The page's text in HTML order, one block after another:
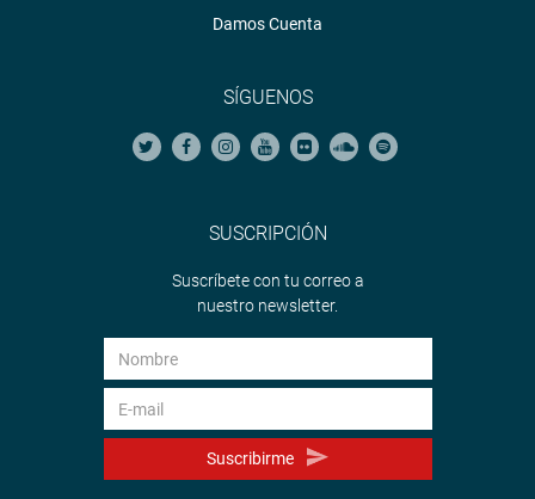
Damos Cuenta
SÍGUENOS
SUSCRIPCIÓN
Suscríbete con tu correo a
nuestro newsletter.
Suscribirme